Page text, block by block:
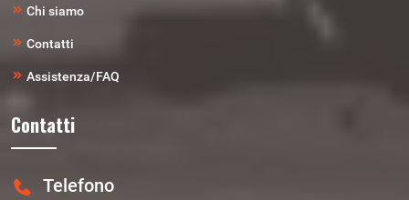
Chi siamo
Contatti
Assistenza/FAQ
Contatti
Telefono